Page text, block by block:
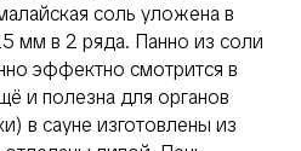
соль уложена в
мм в 2 ряда. Панно из соли
эффектно смотрится в
и полезна для органов
в сауне изготовлены из